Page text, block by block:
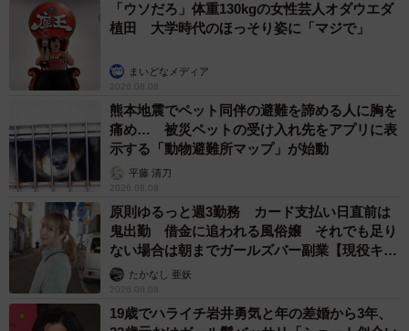
「ウソだろ」体重130kgの女性芸人オダウエダ
植田 大学時代のほっそり姿に「マジで」
まいどなメディア
2026.08.08
熊本地震でペット同伴の避難を諦める人に胸を
痛め… 被災ペットの受け入れ先をアプリに表
示する「動物避難所マップ」が始動
平藤 清刀
2026.08.08
原則ゆるっと週3勤務 カード支払い日直前は
鬼出勤 借金に追われる風俗嬢 それでも足り
ない場合は朝までガールズバー副業【現役キャ
ストに取材】
たかなし 亜妖
2026.08.08
19歳でハライチ岩井勇気と年の差婚から3年、